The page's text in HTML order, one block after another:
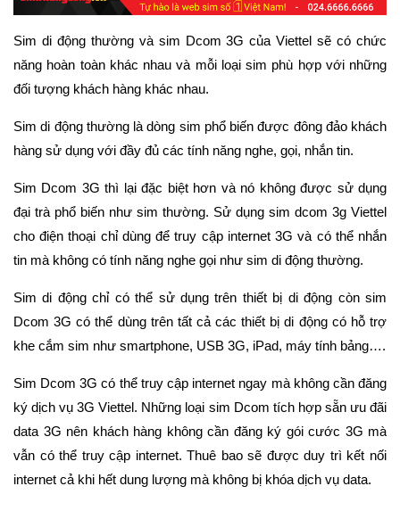
Sim di động thường và sim Dcom 3G của Viettel sẽ có chức
năng hoàn toàn khác nhau và mỗi loại sim phù hợp với những
đối tượng khách hàng khác nhau.
Sim di động thường là dòng sim phổ biến được đông đảo khách
hàng sử dụng với đầy đủ các tính năng nghe, gọi, nhắn tin.
Sim Dcom 3G thì lại đặc biệt hơn và nó không được sử dụng
đại trà phổ biến như sim thường. Sử dụng sim dcom 3g Viettel
cho điện thoại chỉ dùng để truy cập internet 3G và có thể nhắn
tin mà không có tính năng nghe gọi như sim di động thường.
Sim di động chỉ có thể sử dụng trên thiết bị di động còn sim
Dcom 3G có thể dùng trên tất cả các thiết bị di động có hỗ trợ
khe cắm sim như smartphone, USB 3G, iPad, máy tính bảng….
Sim Dcom 3G có thể truy cập internet ngay mà không cần đăng
ký dịch vụ 3G Viettel. Những loại sim Dcom tích hợp sẵn ưu đãi
data 3G nên khách hàng không cần đăng ký gói cước 3G mà
vẫn có thể truy cập internet. Thuê bao sẽ được duy trì kết nối
internet cả khi hết dung lượng mà không bị khóa dịch vụ data.